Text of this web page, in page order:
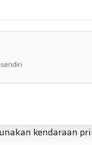
kendaraan